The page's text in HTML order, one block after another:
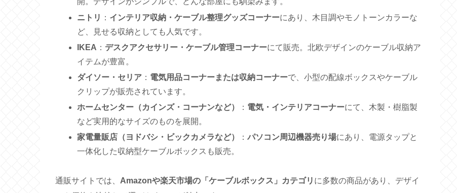
ニトリ ： インテリア収納・ケーブル整理グッズコーナーにあり、木目調やモノトーンカラーな
ど、見せる収納としても人気です。
IKEA ： デスクアクセサリー・ケーブル管理コーナーにて販売。北欧デザインのケーブル収納ア
イテムが豊富。
ダイソー・セリア ： 電気用品コーナーまたは収納コーナーで、小型の配線ボックスやケーブル
クリップが販売されています。
ホームセンター（カインズ・コーナンなど）
： 電気・インテリアコーナーにて、木製・樹脂製
など実用的なサイズのものを展開。
家電量販店（ヨドバシ・ビックカメラなど）
：パソコン周辺機器売り場にあり、電源タップと
一体化した収納型ケーブルボックスも販売。
通販サイトでは、 Amazonや楽天市場の「ケーブルボックス」カテゴリ に多数の商品があり、デザイ